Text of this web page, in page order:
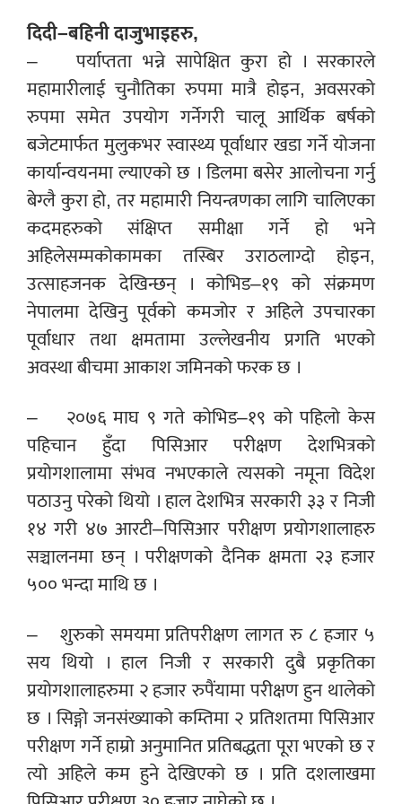
दिदी–बहिनी दाजुभाइहरु,
– पर्याप्तता भन्ने सापेक्षित कुरा हो । सरकारले
महामारीलाई चुनौतिका रुपमा मात्रै होइन, अवसरको
रुपमा समेत उपयोग गर्नेगरी चालू आर्थिक बर्षको
बजेटमार्फत मुलुकभर स्वास्थ्य पूर्वाधार खडा गर्ने योजना
कार्यान्वयनमा ल्याएको छ । डिलमा बसेर आलोचना गर्नु
बेग्लै कुरा हो, तर महामारी नियन्त्रणका लागि चालिएका
कदमहरुको संक्षिप्त समीक्षा गर्ने हो भने
अहिलेसम्मकोकामका तस्बिर उराठलाग्दो होइन,
उत्साहजनक देखिन्छन् । कोभिड–१९ को संक्रमण
नेपालमा देखिनु पूर्वको कमजोर र अहिले उपचारका
पूर्वाधार तथा क्षमतामा उल्लेखनीय प्रगति भएको
अवस्था बीचमा आकाश जमिनको फरक छ ।
– २०७६ माघ ९ गते कोभिड–१९ को पहिलो केस
पहिचान हुँदा पिसिआर परीक्षण देशभित्रको
प्रयोगशालामा संभव नभएकाले त्यसको नमूना विदेश
पठाउनु परेको थियो । हाल देशभित्र सरकारी ३३ र निजी
१४ गरी ४७ आरटी–पिसिआर परीक्षण प्रयोगशालाहरु
सञ्चालनमा छन् । परीक्षणको दैनिक क्षमता २३ हजार
५०० भन्दा माथि छ ।
– शुरुको समयमा प्रतिपरीक्षण लागत रु ८ हजार ५
सय थियो । हाल निजी र सरकारी दुबै प्रकृतिका
प्रयोगशालाहरुमा २ हजार रुपैंयामा परीक्षण हुन थालेको
छ । सिङ्गो जनसंख्याको कम्तिमा २ प्रतिशतमा पिसिआर
परीक्षण गर्ने हाम्रो अनुमानित प्रतिबद्धता पूरा भएको छ र
त्यो अहिले कम हुने देखिएको छ । प्रति दशलाखमा